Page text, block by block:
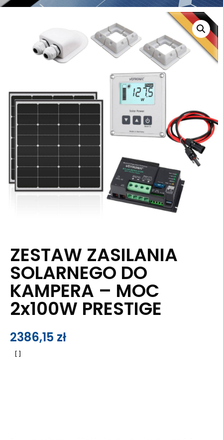
ZESTAW ZASILANIA
SOLARNEGO DO
KAMPERA – MOC
2x100W PRESTIGE
2386,15 zł